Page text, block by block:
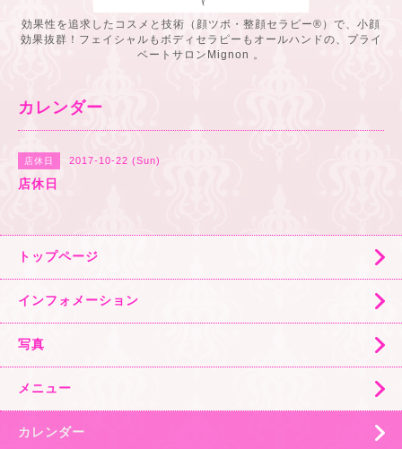
効果性を追求したコスメと技術（顔ツボ・整顔セラピー®️）で、小顔
効果抜群！フェイシャルもボディセラピーもオールハンドの、プライ
ベートサロンMignon 。
カレンダー
店休日 2017-10-22 (Sun)
店休日
トップページ
インフォメーション
写真
メニュー
カレンダー